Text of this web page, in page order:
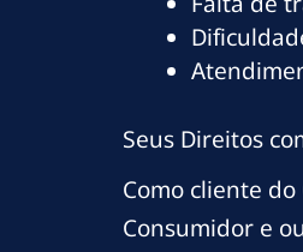
Seus Direitos
Como cliente
Consumidor e